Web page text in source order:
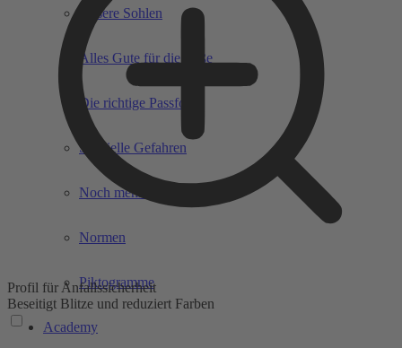
Unsere Sohlen
Alles Gute für die Füße
Die richtige Passform
Spezielle Gefahren
Noch mehr Sicherheit
Normen
Piktogramme
Academy
Profil für Anfallssicherheit
Beseitigt Blitze und reduziert Farben